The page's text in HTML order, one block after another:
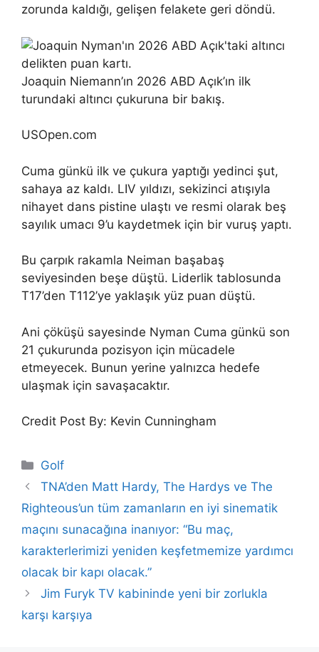
zorunda kaldığı, gelişen felakete geri döndü.
Joaquin Niemann’ın 2026 ABD Açık’ın ilk
turundaki altıncı çukuruna bir bakış.
USOpen.com
Cuma günkü ilk ve çukura yaptığı yedinci şut,
sahaya az kaldı. LIV yıldızı, sekizinci atışıyla
nihayet dans pistine ulaştı ve resmi olarak beş
sayılık umacı 9’u kaydetmek için bir vuruş yaptı.
Bu çarpık rakamla Neiman başabaş
seviyesinden beşe düştü. Liderlik tablosunda
T17’den T112’ye yaklaşık yüz puan düştü.
Ani çöküşü sayesinde Nyman Cuma günkü son
21 çukurunda pozisyon için mücadele
etmeyecek. Bunun yerine yalnızca hedefe
ulaşmak için savaşacaktır.
Credit Post By: Kevin Cunningham
Categories
Golf
TNA’den Matt Hardy, The Hardys ve The
Righteous’un tüm zamanların en iyi sinematik
maçını sunacağına inanıyor: “Bu maç,
karakterlerimizi yeniden keşfetmemize yardımcı
olacak bir kapı olacak.”
Jim Furyk TV kabininde yeni bir zorlukla
karşı karşıya